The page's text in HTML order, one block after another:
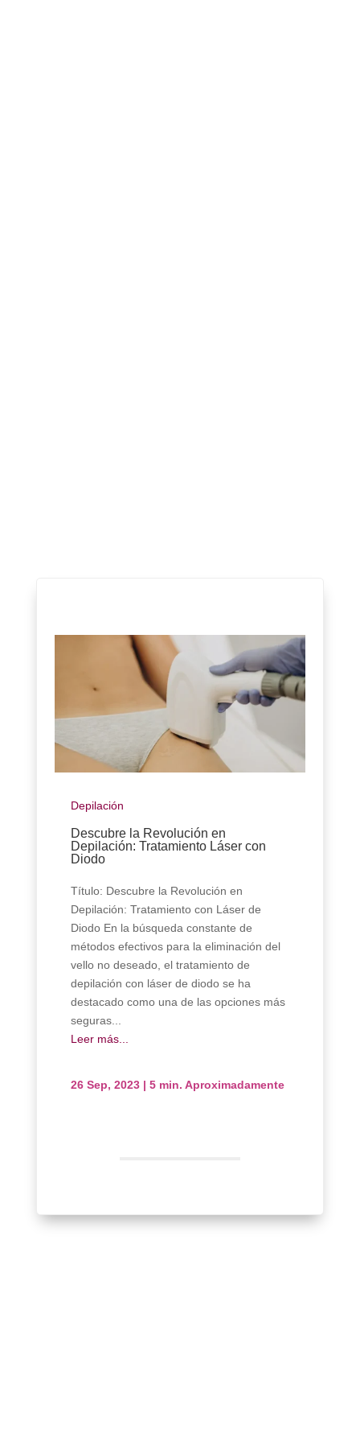
Depilación
Descubre la Revolución en
Depilación: Tratamiento Láser con
Diodo
Título: Descubre la Revolución en
Depilación: Tratamiento con Láser de
Diodo En la búsqueda constante de
métodos efectivos para la eliminación del
vello no deseado, el tratamiento de
depilación con láser de diodo se ha
destacado como una de las opciones más
seguras...
Leer más...
26 Sep, 2023 |5 min. Aproximadamente